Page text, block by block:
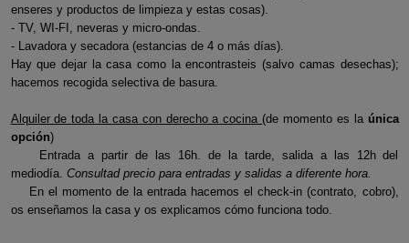
enseres y productos de limpieza y estas cosas).
- TV, WI-FI, neveras y micro-ondas.
- Lavadora y secadora (estancias de 4 o más días).
Hay que dejar la casa como la encontrasteis (salvo camas desechas);
hacemos recogida selectiva de basura.
Alquiler de toda la casa con derecho a cocina (de momento es la única
opción)
Entrada a partir de las 16h. de la tarde, salida a las 12h del
mediodía. Consultad precio para entradas y salidas a diferente hora.
En el momento de la entrada hacemos el check-in (contrato, cobro),
os enseñamos la casa y os explicamos cómo funciona todo.